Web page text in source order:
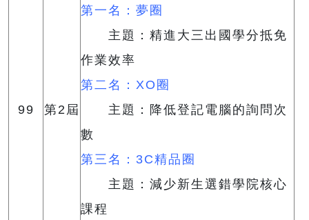
99 第2屆
第一名：夢圈
主題：精進大三出國學分抵免
作業效率
第二名：XO圈
主題：降低登記電腦的詢問次
數
第三名：3C精品圈
主題：減少新生選錯學院核心
課程